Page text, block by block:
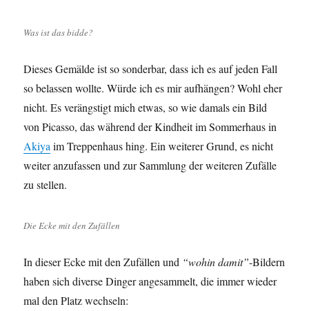
Was ist das bidde?
Dieses Gemälde ist so sonderbar, dass ich es auf jeden Fall
so belassen wollte. Würde ich es mir aufhängen? Wohl eher
nicht. Es verängstigt mich etwas, so wie damals ein Bild
von Picasso, das während der Kindheit im Sommerhaus in
Akiyaim Treppenhaus hing. Ein weiterer Grund, es nicht
weiter anzufassen und zur Sammlung der weiteren Zufälle
zu stellen.
Die Ecke mit den Zufällen
In dieser Ecke mit den Zufällen und “wohin damit”-Bildern
haben sich diverse Dinger angesammelt, die immer wieder
mal den Platz wechseln: